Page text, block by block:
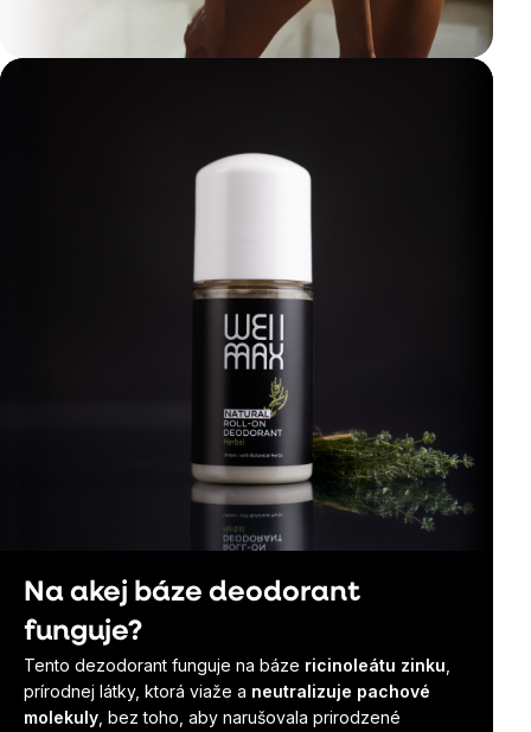
Na akej báze deodorant
funguje?
Tento dezodorant funguje na báze ricinoleátu zinku,
prírodnej látky, ktorá viaže a neutralizuje pachové
molekuly, bez toho, aby narušovala prirodzené